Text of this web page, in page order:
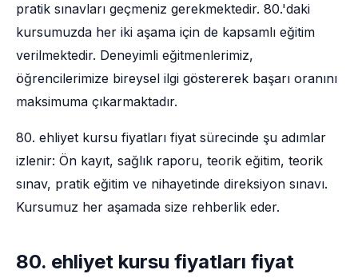
pratik sınavları geçmeniz gerekmektedir. 80.'daki
kursumuzda her iki aşama için de kapsamlı eğitim
verilmektedir. Deneyimli eğitmenlerimiz,
öğrencilerimize bireysel ilgi göstererek başarı oranını
maksimuma çıkarmaktadır.
80. ehliyet kursu fiyatları fiyat sürecinde şu adımlar
izlenir: Ön kayıt, sağlık raporu, teorik eğitim, teorik
sınav, pratik eğitim ve nihayetinde direksiyon sınavı.
Kursumuz her aşamada size rehberlik eder.
80. ehliyet kursu fiyatları fiyat